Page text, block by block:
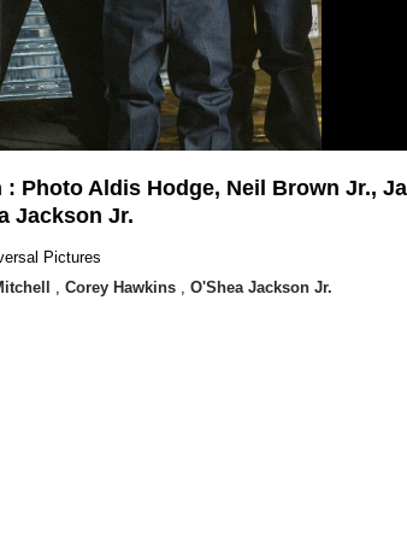
Photo Aldis Hodge, Neil Brown Jr.,
Jackson Jr.
Pictures
, Corey Hawkins , O'Shea Jackson Jr.